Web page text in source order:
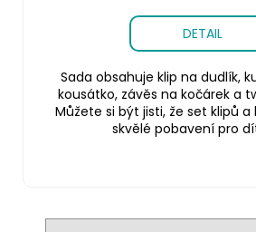
DETAIL
Sada obsahuje klip na dudlík,
kousátko, závěs na kočárek a
Můžete si být jisti, že set klipů
skvělé pobavení pro